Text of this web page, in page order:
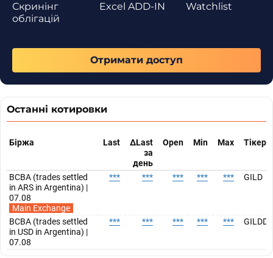
Скринінг
облігацій
Watchlist
Excel ADD-IN
Отримати доступ
Останні котировки
Біржа Last
ΔLast
за
день
Open Min Max Тікер
BCBA (trades settled
in ARS in Argentina) |
07.08
Main Exchange
*** *** *** *** *** GILD
BCBA (trades settled
in USD in Argentina) |
07.08
*** *** *** *** *** GILDD